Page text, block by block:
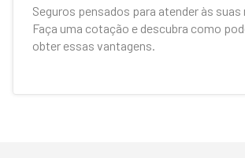
Seguros pensados para atender às
Faça uma cotação e descubra como
obter essas vantagens.